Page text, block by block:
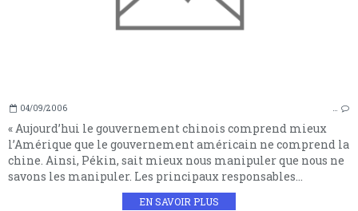
04/09/2006 …
« Aujourd’hui le gouvernement chinois comprend mieux
l’Amérique que le gouvernement américain ne comprend la
chine. Ainsi, Pékin, sait mieux nous manipuler que nous ne
savons les manipuler. Les principaux responsables...
EN SAVOIR PLUS